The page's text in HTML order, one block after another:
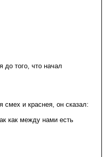
до того, что начал
смех и краснея, он сказал:
как между нами есть